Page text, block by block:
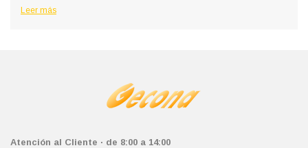
Leer más
Atención al Cliente · de 8:00 a 14:00